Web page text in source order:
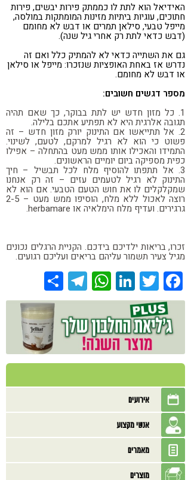
האידיאל הוא לתת לו כממתק פירות יבשים, פירות
חתוכים, עוגיות ביתיות מזינות המומתקות במולסה,
מייפל טבעי, סילאן תמרים או דבש לא מחומם
(דבש כדאי לתת רק אחרי גיל שנה).
גם את השתייה כדאי לא להמתיק כלל ואם זה
נדרש אז באחת האופציות שנזכרו: מייפל או סילאן
או דבש לא מחומם.
מספר דגשים חשובים:
1. כל מזון חדש יש לתת בבוקר, כך שאם תהיה
תגובה אלרגית היא לא תפתיע אתכם בלילה.
2. אל תתייאשו אם התינוק יורק מזון חדש – זה
פשוט כי הוא לא רגיל למרקם, לטעם, לשינוי.
התמידו והאכילו אותו ממש מעט בהתחלה – אפילו
כפית מספיקה ביום יומיים הראשונים.
3. אל תתפתו להוסיף מלח לכל תבשיל – חיך
התינוק לא רגיל לטעמים עזים – זה רק אנחנו
שמקלקלים לו את חוש הטעם הטבעי. אם הוא לא
רוצה לאכול ללא מלח, הוסיפו ממש מעט – 2-5
גרגירים. ועדיף מלח הימלאיה או herbamare.
זכרו, בריאות ילדיכם בידכם. הקניית הרגלים נכונים
מגיל צעיר תשמור עליהם בריאים ועליכם רגועים.
Facebook
Twitter
LinkedIn
WhatsApp
Telegram
אירועים
אנשי מקצוע
מאמרים
מוצרים